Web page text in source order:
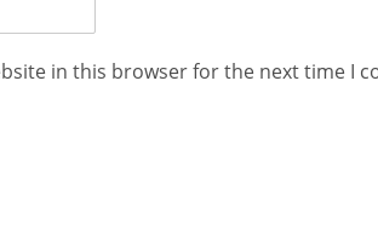
in this browser for the next time I